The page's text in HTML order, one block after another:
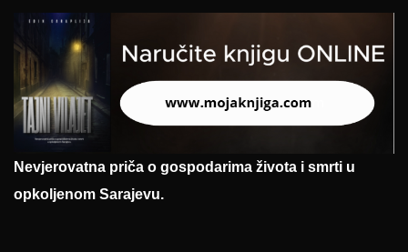
Nevjerovatna priča o gospodarima života i smrti u
opkoljenom Sarajevu.